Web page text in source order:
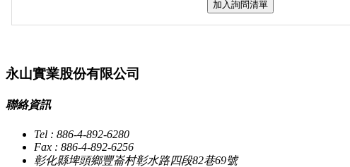
加入詢問清單
永山實業股份有限公司
聯絡資訊
Tel : 886-4-892-6280
Fax : 886-4-892-6256
彰化縣埤頭鄉豐崙村彰水路四段82巷69號